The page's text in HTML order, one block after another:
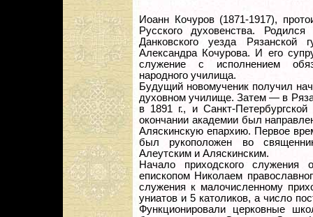
Иоанн Кочуров (1871-1917),
Русского духовенства.
Данковского уезда Рязанской
Александра Кочурова. И его
служение с исполнением
народного училища.
Будущий новомученик получил
духовном училище. Затем — в
в 1891 г., и Санкт-
окончании академии был
Аляскинскую епархию. Первое
был рукоположен во
Алеутским и Аляскинским.
Начало приходского
епископом Николаем
служения к малочисленному
униатов и 5 католиков, а число
Функционировали церковные